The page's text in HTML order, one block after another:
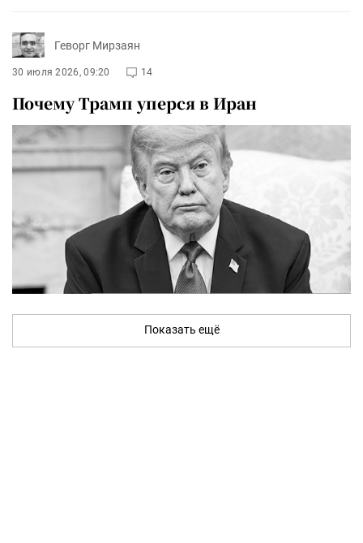
Геворг Мирзаян
30 июля 2026, 09:20 14
Почему Трамп уперся в Иран
Показать ещё